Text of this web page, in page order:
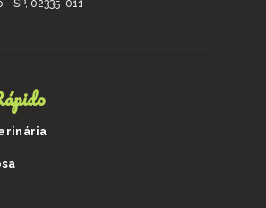
- SP, 02335-011